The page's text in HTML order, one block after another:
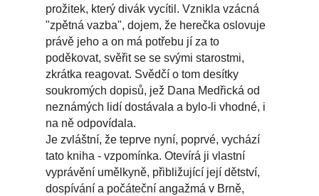
prožitek, který divák vycítil. Vznikla vzácná
"zpětná vazba", dojem, že herečka oslovuje
právě jeho a on má potřebu jí za to
poděkovat, svěřit se se svými starostmi,
zkrátka reagovat. Svědčí o tom desítky
soukromých dopisů, jež Dana Medřická od
neznámých lidí dostávala a bylo-li vhodné, i
na ně odpovídala.
Je zvláštní, že teprve nyní, poprvé, vychází
tato kniha - vzpomínka. Otevírá ji vlastní
vyprávění umělkyně, přibližující její dětství,
dospívání a počáteční angažmá v Brně,